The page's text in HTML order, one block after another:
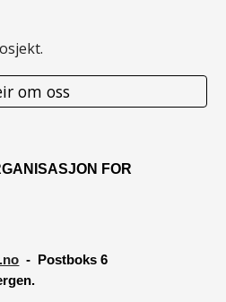
om oss
FOR
- Postboks 6